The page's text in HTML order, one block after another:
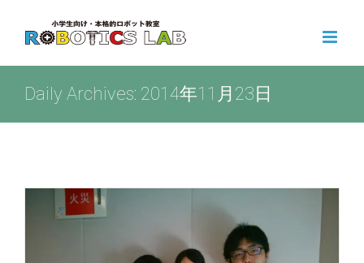
content
Daily Archives: 2014年11月23日